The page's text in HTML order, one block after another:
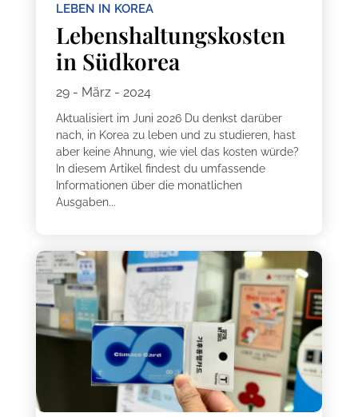
LEBEN IN KOREA
Lebenshaltungskosten
in Südkorea
29 - März - 2024
Aktualisiert im Juni 2026 Du denkst darüber
nach, in Korea zu leben und zu studieren, hast
aber keine Ahnung, wie viel das kosten würde?
In diesem Artikel findest du umfassende
Informationen über die monatlichen
Ausgaben...